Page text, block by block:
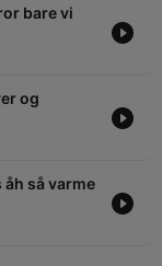
bare vi
og
så varme